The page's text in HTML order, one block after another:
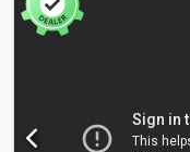
, الارتفاع
, عرض مساحة
المانعة للانغلاق (ABS)